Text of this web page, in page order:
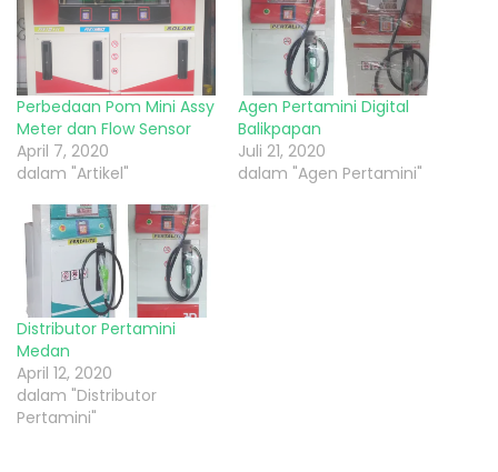
Perbedaan Pom Mini Assy
Meter dan Flow Sensor
April 7, 2020
dalam "Artikel"
Agen Pertamini Digital
Balikpapan
Juli 21, 2020
dalam "Agen Pertamini"
Distributor Pertamini
Medan
April 12, 2020
dalam "Distributor
Pertamini"